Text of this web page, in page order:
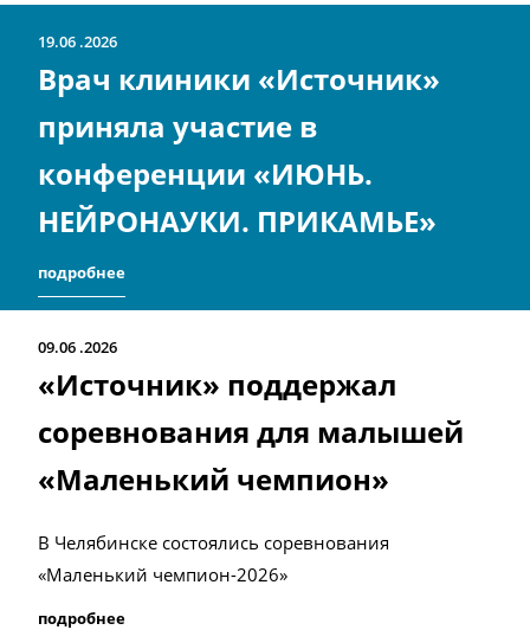
19.06 2026
Врач клиники «Источник»
приняла участие в
конференции «ИЮНЬ.
НЕЙРОНАУКИ. ПРИКАМЬЕ»
подробнее
09.06 2026
«Источник» поддержал
соревнования для малышей
«Маленький чемпион»
В Челябинске состоялись соревнования
«Маленький чемпион-2026»
подробнее